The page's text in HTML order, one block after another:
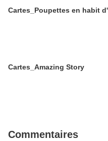
Cartes_Poupettes en habit
Cartes_Amazing Story
Commentaires